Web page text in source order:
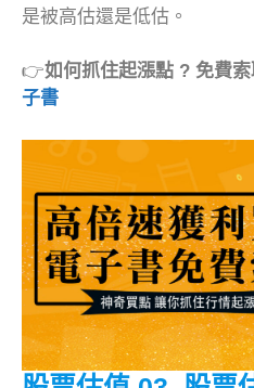
是被高估還是低估。
👉如何抓住起漲點 ? 免費
子書